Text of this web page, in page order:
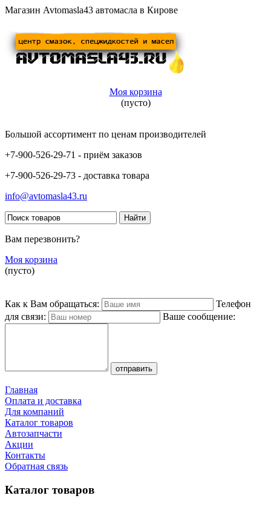
Магазин Avtomasla43 автомасла в Кирове
Моя корзина
(пусто)
Большой ассортимент по ценам производителей
+7-900-526-29-71 - приём заказов
+7-900-526-29-73 - доставка товара
info@avtomasla43.ru
Вам перезвонить?
Моя корзина
(пусто)
Как к Вам обращаться:
Телефон
для связи:
Ваше сообщение:
Главная
Оплата и доставка
Для компаний
Каталог товаров
Автозапчасти
Акции
Контакты
Обратная связь
Каталог товаров